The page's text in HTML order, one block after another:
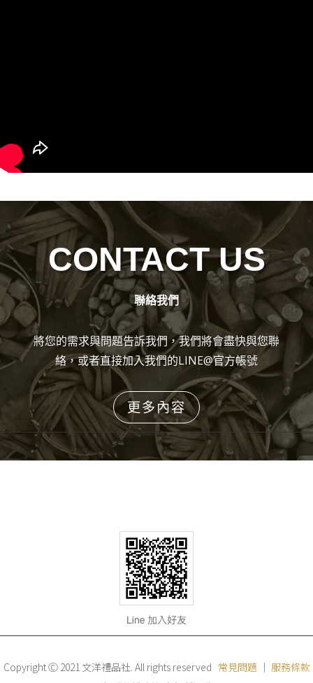
CONTACT US
聯絡我們
將您的需求與問題告訴我們，我們將會盡快與您聯
絡，或者直接加入我們的LINE@官方帳號
更多內容
Copyright Ⓒ 2021 文洋禮品社. All rights reserved 常見問題 ｜ 服務條款